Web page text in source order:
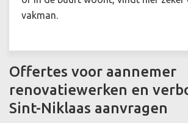
vakman.
Offertes voor aannemer
renovatiewerken en
Sint-Niklaas aanvragen